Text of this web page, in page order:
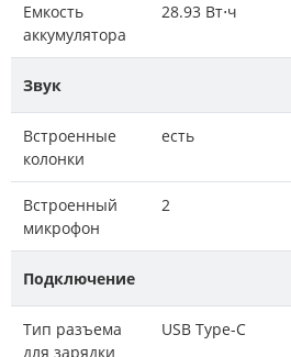
Емкость
аккумулятора
28.93 Вт⋅ч
Звук
Встроенные
колонки
есть
Встроенный
микрофон
2
Подключение
Тип разъема
для зарядки
USB Type-C